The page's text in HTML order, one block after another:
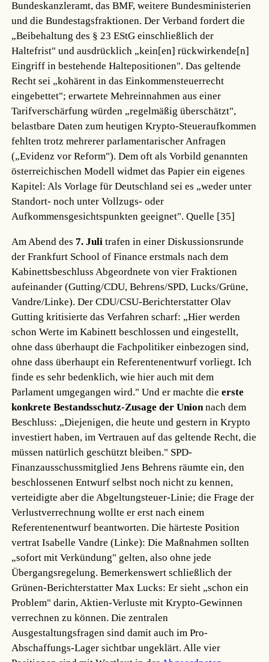
Bundeskanzleramt, das BMF, weitere Bundesministerien
und die Bundestagsfraktionen. Der Verband fordert die
„Beibehaltung des § 23 EStG einschließlich der
Haltefrist" und ausdrücklich „kein[en] rückwirkende[n]
Eingriff in bestehende Haltepositionen". Das geltende
Recht sei „kohärent in das Einkommensteuerrecht
eingebettet"; erwartete Mehreinnahmen aus einer
Tarifverschärfung würden „regelmäßig überschätzt",
belastbare Daten zum heutigen Krypto-Steueraufkommen
fehlten trotz mehrerer parlamentarischer Anfragen
(„Evidenz vor Reform"). Dem oft als Vorbild genannten
österreichischen Modell widmet das Papier ein eigenes
Kapitel: Als Vorlage für Deutschland sei es „weder unter
Standort- noch unter Vollzugs- oder
Aufkommensgesichtspunkten geeignet".Quelle [35]
Am Abend des 7. Juli trafen in einer Diskussionsrunde
der Frankfurt School of Finance erstmals nach dem
Kabinettsbeschluss Abgeordnete von vier Fraktionen
aufeinander (Gutting/CDU, Behrens/SPD, Lucks/Grüne,
Vandre/Linke). Der CDU/CSU-Berichterstatter Olav
Gutting kritisierte das Verfahren scharf: „Hier werden
schon Werte im Kabinett beschlossen und eingestellt,
ohne dass überhaupt die Fachpolitiker einbezogen sind,
ohne dass überhaupt ein Referentenentwurf vorliegt. Ich
finde es sehr bedenklich, wie hier auch mit dem
Parlament umgegangen wird." Und er machte dieerste
konkrete Bestandsschutz-Zusage der Unionnach dem
Beschluss: „Diejenigen, die heute und gestern in Krypto
investiert haben, im Vertrauen auf das geltende Recht, die
müssen natürlich geschützt bleiben." SPD-
Finanzausschussmitglied Jens Behrens räumte ein, den
beschlossenen Entwurf selbst noch nicht zu kennen,
verteidigte aber die Abgeltungsteuer-Linie; die Frage der
Verlustverrechnung wollte er erst nach einem
Referentenentwurf beantworten. Die härteste Position
vertrat Isabelle Vandre (Linke): Die Maßnahmen sollten
„sofort mit Verkündung" gelten, also ohne jede
Übergangsregelung. Bemerkenswert schließlich der
Grünen-Berichterstatter Max Lucks: Er sieht „schon ein
Problem" darin, Aktien-Verluste mit Krypto-Gewinnen
verrechnen zu können. Die zentralen
Ausgestaltungsfragen sind damit auch im Pro-
Abschaffungs-Lager sichtbar ungeklärt. Alle vier